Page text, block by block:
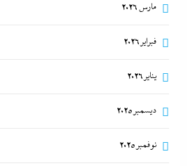
مارس 2026
فبراير 2026
يناير 2026
ديسمبر 2025
نوفمبر 2025